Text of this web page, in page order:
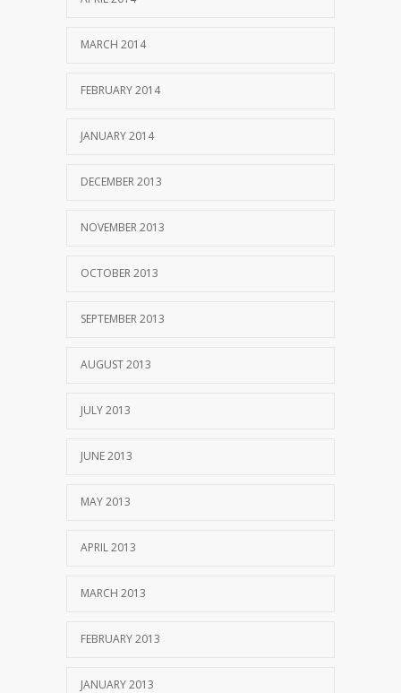
MARCH 2014
FEBRUARY 2014
JANUARY 2014
DECEMBER 2013
NOVEMBER 2013
OCTOBER 2013
SEPTEMBER 2013
AUGUST 2013
JULY 2013
JUNE 2013
MAY 2013
APRIL 2013
MARCH 2013
FEBRUARY 2013
JANUARY 2013